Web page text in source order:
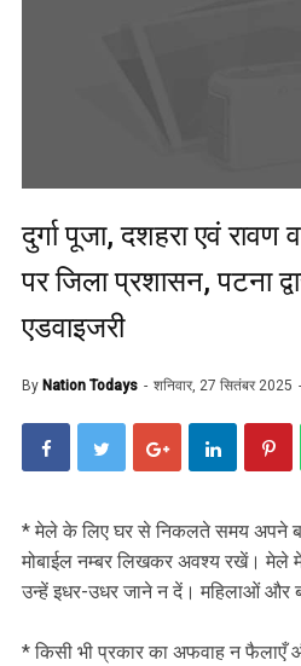
दुर्गा पूजा, दशहरा एवं
पर जिला प्रशासन, पटना
एडवाइजरी
By Nation Todays शनिवार, 27 सितंबर 2025
* मेले के लिए घर से निकलते समय अपने
मोबाईल नम्बर लिखकर अवश्य रखें। मेले
उन्हें इधर-उधर जाने न दें। महिलाओं और
* किसी भी प्रकार का अफवाह न फैलाएँ